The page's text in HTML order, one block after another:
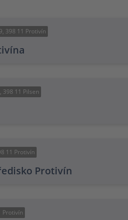
398 11 Protivín
11 Pilsen
11 Protivín
Protivín
Protivín